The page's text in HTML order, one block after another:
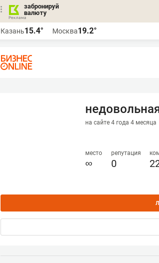
забронируй
валюту
Казань15.4° Москва19.2°
на сайте 4 года 4 месяца
место
∞
репутация
0